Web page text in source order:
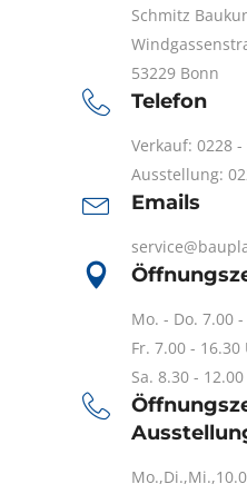
Schmitz
53229 Bonn
Telefon
Verkauf: 0228 -
Ausstellung:
Emails
Mo. - Do. 7.00
Fr. 7.00 - 16.30
Sa. 8.30 -